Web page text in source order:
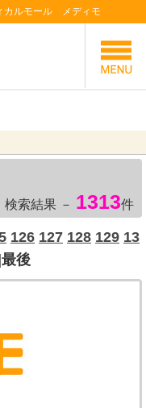
カルモール メディモ
検索結果 － 1313件
126 127 128 129 13
後